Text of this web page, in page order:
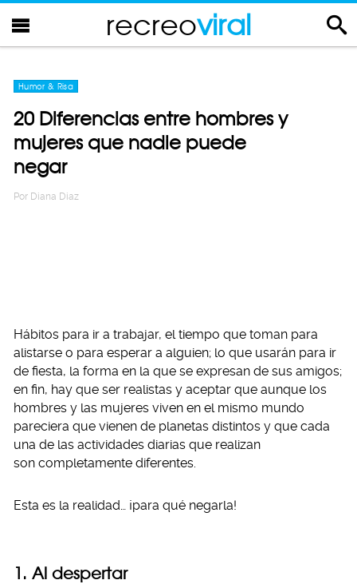
recreoviral
Humor & Risa
20 Diferencias entre hombres y
mujeres que nadie puede
negar
Por Diana Diaz
Hábitos para ir a trabajar, el tiempo que toman para
alistarse o para esperar a alguien; lo que usarán para ir
de fiesta, la forma en la que se expresan de sus amigos;
en fin, hay que ser realistas y aceptar que aunque los
hombres y las mujeres viven en el mismo mundo
pareciera que vienen de planetas distintos y que cada
una de las actividades diarias que realizan
son completamente diferentes.
Esta es la realidad… ¡para qué negarla!
1. Al despertar